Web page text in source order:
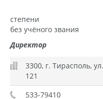
степени
без учёного звания
Директор
3300, г. Тирасполь,
121
533-79410